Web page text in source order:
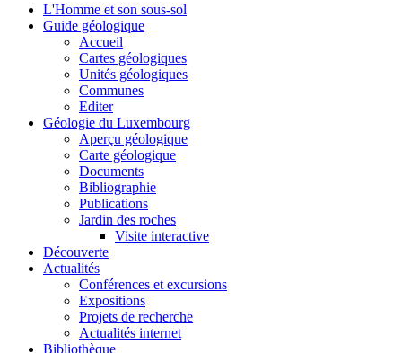
L'Homme et son sous-sol
Guide géologique
Accueil
Cartes géologiques
Unités géologiques
Communes
Editer
Géologie du Luxembourg
Aperçu géologique
Carte géologique
Documents
Bibliographie
Publications
Jardin des roches
Visite interactive
Découverte
Actualités
Conférences et excursions
Expositions
Projets de recherche
Actualités internet
Bibliothèque